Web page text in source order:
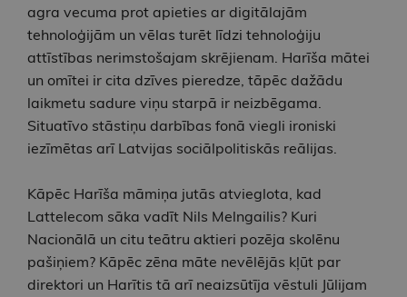
agra vecuma prot apieties ar digitālajām
tehnoloģijām un vēlas turēt līdzi tehnoloģiju
attīstības nerimstošajam skrējienam. Harīša mātei
un omītei ir cita dzīves pieredze, tāpēc dažādu
laikmetu sadure viņu starpā ir neizbēgama.
Situatīvo stāstiņu darbības fonā viegli ironiski
iezīmētas arī Latvijas sociālpolitiskās reālijas.
Kāpēc Harīša māmiņa jutās atvieglota, kad
Lattelecom sāka vadīt Nils Melngailis? Kuri
Nacionālā un citu teātru aktieri pozēja skolēnu
pašiņiem? Kāpēc zēna māte nevēlējās kļūt par
direktori un Harītis tā arī neaizsūtīja vēstuli Jūlijam